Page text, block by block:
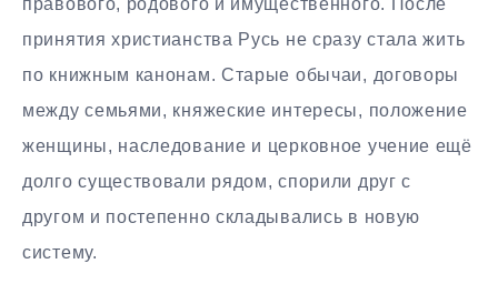
принятия христианства Русь не сразу стала жить
по книжным канонам. Старые обычаи, договоры
между семьями, княжеские интересы, положение
женщины, наследование и церковное учение ещё
долго существовали рядом, спорили друг с
другом и постепенно складывались в новую
систему.